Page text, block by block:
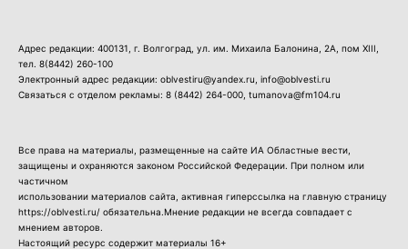
Адрес редакции: 400131, г. Волгоград, ул. им. Михаила Балонина, 2А, пом XIII,
тел. 8(8442) 260-100
Электронный адрес редакции: oblvestiru@yandex.ru, info@oblvesti.ru
Связаться с отделом рекламы: 8 (8442) 264-000, tumanova@fm104.ru
Все права на материалы, размещенные на сайте ИА Областные вести,
защищены и охраняются законом Российской Федерации. При полном или
частичном
использовании материалов сайта, активная гиперссылка на главную страницу
https://oblvesti.ru/ обязательна.Мнение редакции не всегда совпадает с
мнением авторов.
Настоящий ресурс содержит материалы 16+